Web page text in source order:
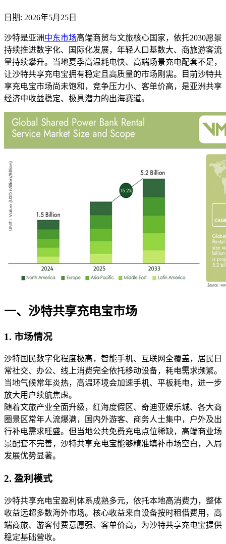
日期: 2026年5月25日
沙特是亚洲中东市场高端商贸与文旅核心国家，依托2030愿景
持续推进数字化、国际化发展，年轻人口基数大、商旅游客流
量持续攀升。当地夏季高温耗电快、高端场景充电配套不足，
让沙特共享充电宝拥有稳定且高质量的市场刚需。目前沙特共
享充电宝市场尚未饱和，竞争压力小、客单价高，是亚洲共享
经济中收益稳定、极具潜力的出海赛道。
一、沙特共享充电宝市场
1. 市场情况
沙特国民数字化程度极高，智能手机、互联网全覆盖，居民日
常社交、办公、线上消费完全依托移动设备，耗电需求频繁。
当地气候常年炎热，高温环境会加速手机、平板耗电，进一步
放大用户续航焦虑。
随着文旅产业全面升级，红海度假区、奇迪亚娱乐城、各大商
圈景区常年人流爆满，国内外游客、商务人士集中，户外及出
行补电需求旺盛。但当地公共免费充电点位稀缺，高端商业场
景配套不完善，沙特共享充电宝能够精准填补市场空白，入局
发展优势显著。
2. 盈利模式
沙特共享充电宝盈利体系成熟多元，依托本地高消费力，整体
收益远超多数海外市场。核心收益来自设备按时租借费用，高
端商旅、游客付费意愿强、客单价高，为沙特共享充电宝提供
稳定基础营收。